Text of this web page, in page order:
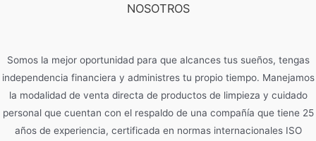
NOSOTROS
Somos la mejor oportunidad para que alcances tus sueños, tengas
independencia financiera y administres tu propio tiempo. Manejamos
la modalidad de venta directa de productos de limpieza y cuidado
personal que cuentan con el respaldo de una compañía que tiene 25
años de experiencia, certificada en normas internacionales ISO